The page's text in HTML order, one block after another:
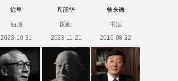
徐里
油画
2023-10-31
周韶华
国画
2023-11-21
曾来德
书法
2016-08-22